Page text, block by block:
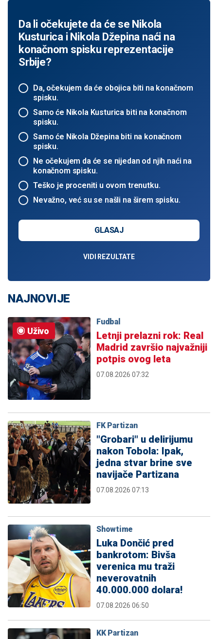
Da li očekujete da će se Nikola
Kusturica i Nikola Džepina naći na
konačnom spisku reprezentacije
Srbije?
Da, očekujem da će obojica biti na konačnom
spisku.
Samo će Nikola Kusturica biti na konačnom
spisku.
Samo će Nikola Džepina biti na konačnom
spisku.
Ne očekujem da će se nijedan od njih naći na
konačnom spisku.
Teško je proceniti u ovom trenutku.
Nevažno, već su se našli na širem spisku.
GLASAJ
VIDI REZULTATE
NAJNOVIJE
Uživo
Fudbal
Letnji prelazni rok: Real
Madrid završio najvažniji
potpis ovog leta
07.08.2026 07:32
FK Partizan
"Grobari" u delirijumu
nakon Tobola: Ipak,
jedna stvar brine sve
navijače Partizana
07.08.2026 07:13
Showtime
Luka Dončić pred
bankrotom: Bivša
verenica mu traži
neverovatnih
40.000.000 dolara!
07.08.2026 06:50
KK Partizan